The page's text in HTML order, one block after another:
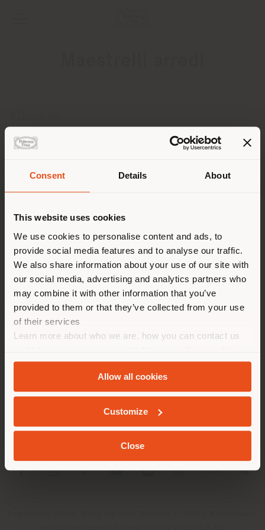
Consent Details About
This website uses cookies
We use cookies to personalise content and ads, to
provide social media features and to analyse our traffic.
We also share information about your use of our site with
our social media, advertising and analytics partners who
may combine it with other information that you’ve
provided to them or that they’ve collected from your use
of their services
Learn more about who we are, how you can contact us
andCookie Policy.
Allow all cookies
Customize
Close
Via Pergola 73
Moniga del Garda 25080
KONTAKTE
Telefon 00390372840136
EINEN TERMIN ANFRAGEN
Sie browsen in einem anderen
Land als Ihrem Standort. Wir
empfehlen Ihnen, sich richtig
zu orientieren, um Einkäufe
tätigen zu können. (us)
GEOLOKALISIERT
UNTERNEHMEN
PRODUKTLINIEN
INFO & DIENSTLEISTUNGEN